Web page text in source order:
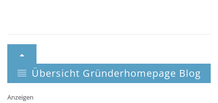
Übersicht Gründerhomepage Blog
Anzeigen